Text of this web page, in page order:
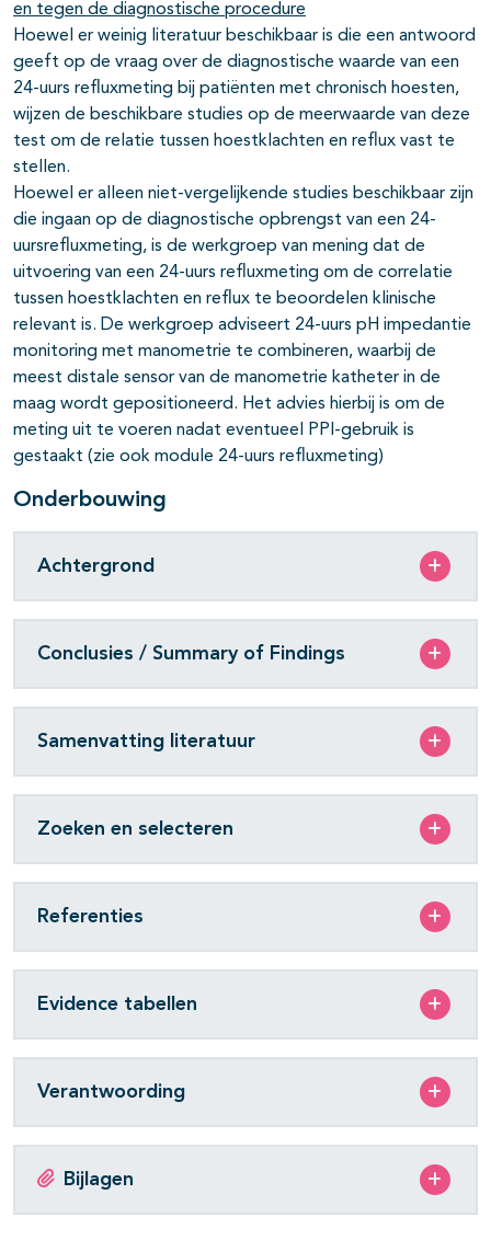
en tegen de diagnostische procedure
Hoewel er weinig literatuur beschikbaar is die een antwoord
geeft op de vraag over de diagnostische waarde van een
24-uurs refluxmeting bij patiënten met chronisch hoesten,
wijzen de beschikbare studies op de meerwaarde van deze
test om de relatie tussen hoestklachten en reflux vast te
stellen.
Hoewel er alleen niet-vergelijkende studies beschikbaar zijn
die ingaan op de diagnostische opbrengst van een 24-
uursrefluxmeting, is de werkgroep van mening dat de
uitvoering van een 24-uurs refluxmeting om de correlatie
tussen hoestklachten en reflux te beoordelen klinische
relevant is. De werkgroep adviseert 24-uurs pH impedantie
monitoring met manometrie te combineren, waarbij de
meest distale sensor van de manometrie katheter in de
maag wordt gepositioneerd. Het advies hierbij is om de
meting uit te voeren nadat eventueel PPI-gebruik is
gestaakt (zie ook module 24-uurs refluxmeting)
Onderbouwing
Achtergrond
Conclusies / Summary of Findings
Samenvatting literatuur
Zoeken en selecteren
Referenties
Evidence tabellen
Verantwoording
Bijlagen